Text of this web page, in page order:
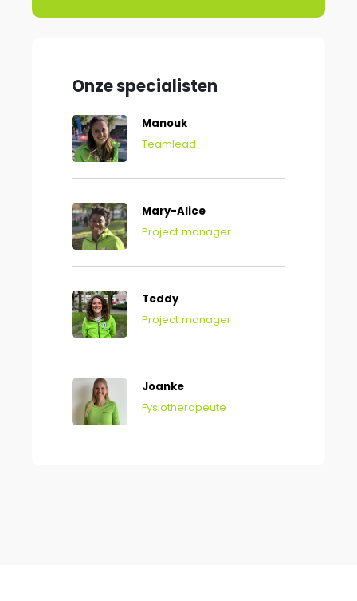
Onze specialisten
Manouk
Teamlead
Mary-Alice
Project manager
Teddy
Project manager
Joanke
Fysiotherapeute